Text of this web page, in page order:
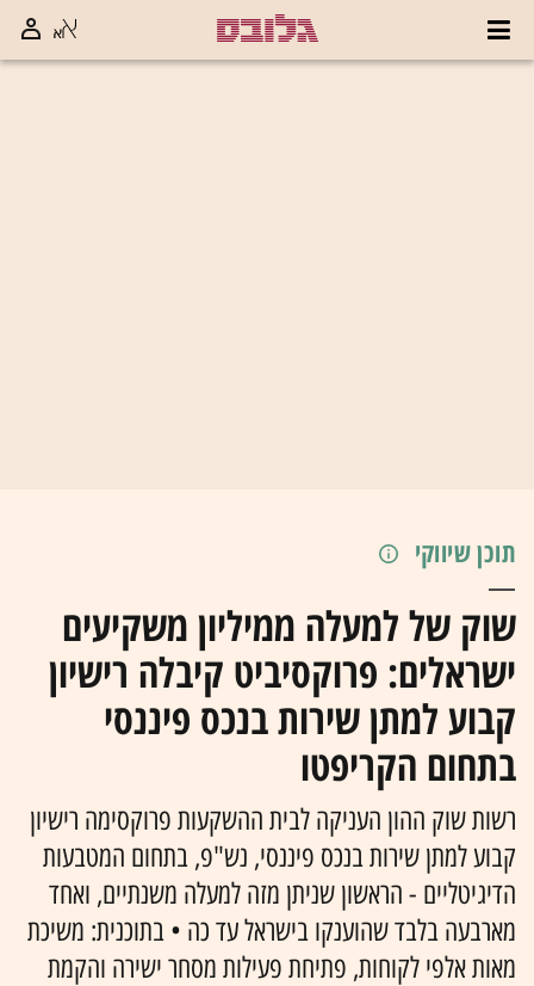
תוכן שיווקי
שוק של למעלה ממיליון משקיעים
ישראלים: פרוקסיביט קיבלה רישיון
קבוע למתן שירות בנכס פיננסי
בתחום הקריפטו
רשות שוק ההון העניקה לבית ההשקעות פרוקסימה רישיון
קבוע למתן שירות בנכס פיננסי, נש"פ, בתחום המטבעות
הדיגיטליים - הראשון שניתן מזה למעלה משנתיים, ואחד
מארבעה בלבד שהוענקו בישראל עד כה • בתוכנית: משיכת
מאות אלפי לקוחות, פתיחת פעילות מסחר ישירה והקמת